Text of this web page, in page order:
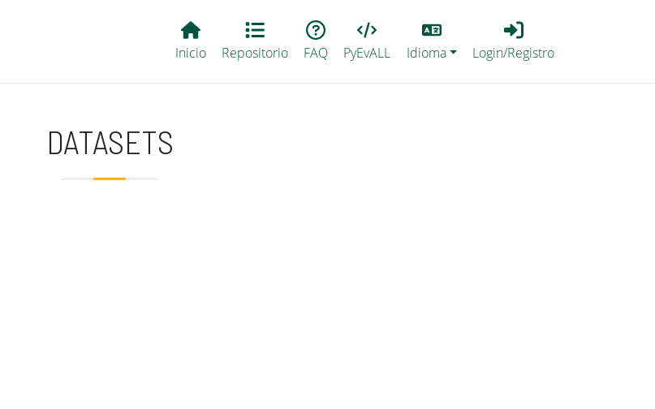
Main EvALL
Inicio Repositorio FAQ PyEvALL
Lang
Idioma
Login_Registro
Login/Registro
DATASETS